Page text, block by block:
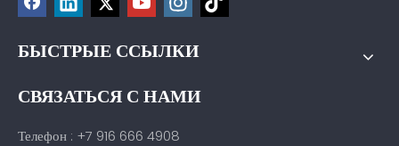
БЫСТРЫЕ ССЫЛКИ
СВЯЗАТЬСЯ С НАМИ
Телефон : +7 916 666 4908